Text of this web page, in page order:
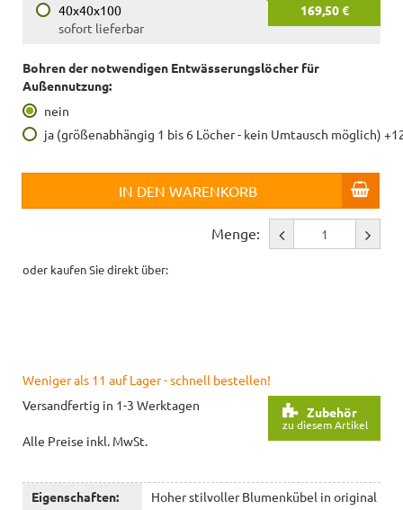
40x40x100
169,50 €
sofort lieferbar
Bohren der notwendigen Entwässerungslöcher für
Außennutzung:
nein
ja (größenabhängig 1 bis 6 Löcher - kein Umtausch möglich)
IN DEN WARENKORB
Menge:
oder kaufen Sie direkt über:
Weniger als 11 auf Lager - schnell bestellen!
Zubehör
zu diesem Artikel
Versandfertig in 1-3 Werktagen
Alle Preise inkl. MwSt.
Eigenschaften:
Hoher stilvoller Blumenkübel in original